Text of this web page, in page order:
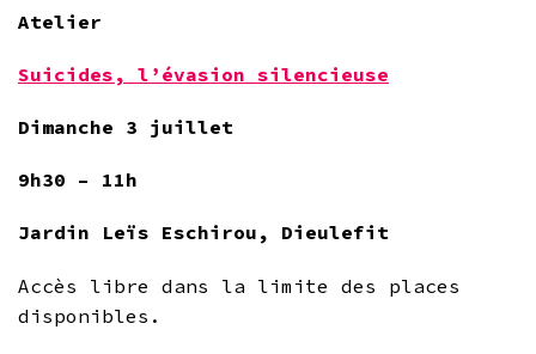
Atelier
Suicides, l’évasion silencieuse
Dimanche 3 juillet
9h30 – 11h
Jardin Leïs Eschirou, Dieulefit
Accès libre dans la limite des places
disponibles.